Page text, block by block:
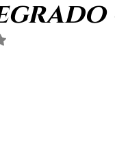
com NaN de 5